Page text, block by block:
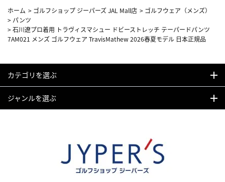
ホーム > ゴルフショップ ジーパーズ JAL Mall店 > ゴルフウェア（メンズ）
> パンツ
>石川遼プロ着用 トラヴィスマシュー ドビーストレッチ テーパードパンツ
7AM021 メンズ ゴルフウェア TravisMathew 2026春夏モデル 日本正規品
カテゴリを選ぶ
ジャンルを選ぶ